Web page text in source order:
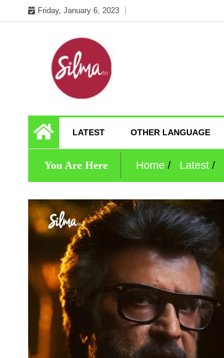
to
Friday, January 6, 2023
Silma.in
LATEST OTHER LANGUAGE
You Are Here Home Latest